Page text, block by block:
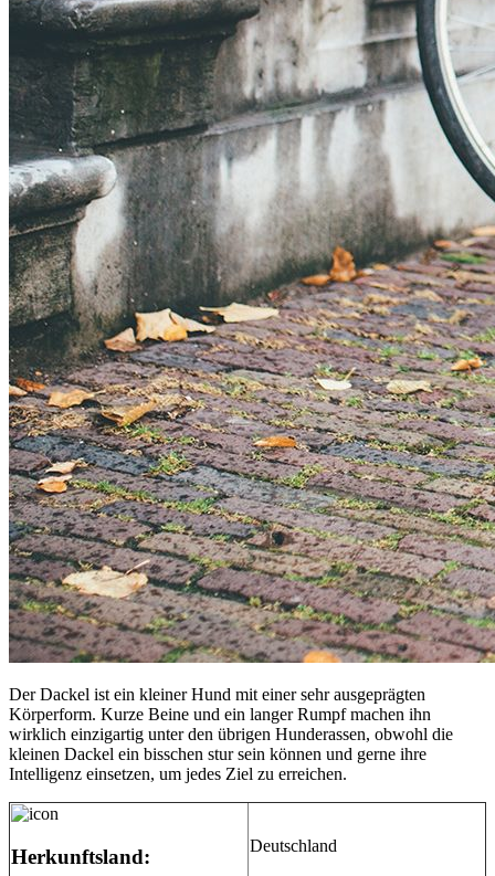
Der Dackel ist ein kleiner Hund mit einer sehr ausgeprägten
Körperform. Kurze Beine und ein langer Rumpf machen ihn
wirklich einzigartig unter den übrigen Hunderassen, obwohl die
kleinen Dackel ein bisschen stur sein können und gerne ihre
Intelligenz einsetzen, um jedes Ziel zu erreichen.
Herkunftsland: Deutschland